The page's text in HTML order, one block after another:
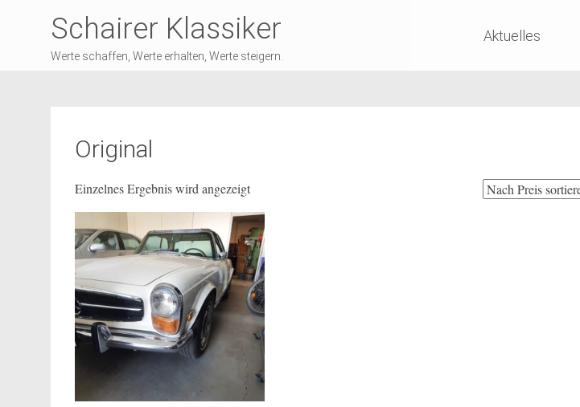
Schairer Klassiker
Werte schaffen, Werte erhalten, Werte steigern.
to
Aktuelles
Original
Einzelnes Ergebnis wird angezeigt